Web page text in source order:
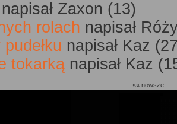
napisał Zaxon (13)
rolach napisał
napisał Kaz
tokarką napisał Kaz
«« nowsze